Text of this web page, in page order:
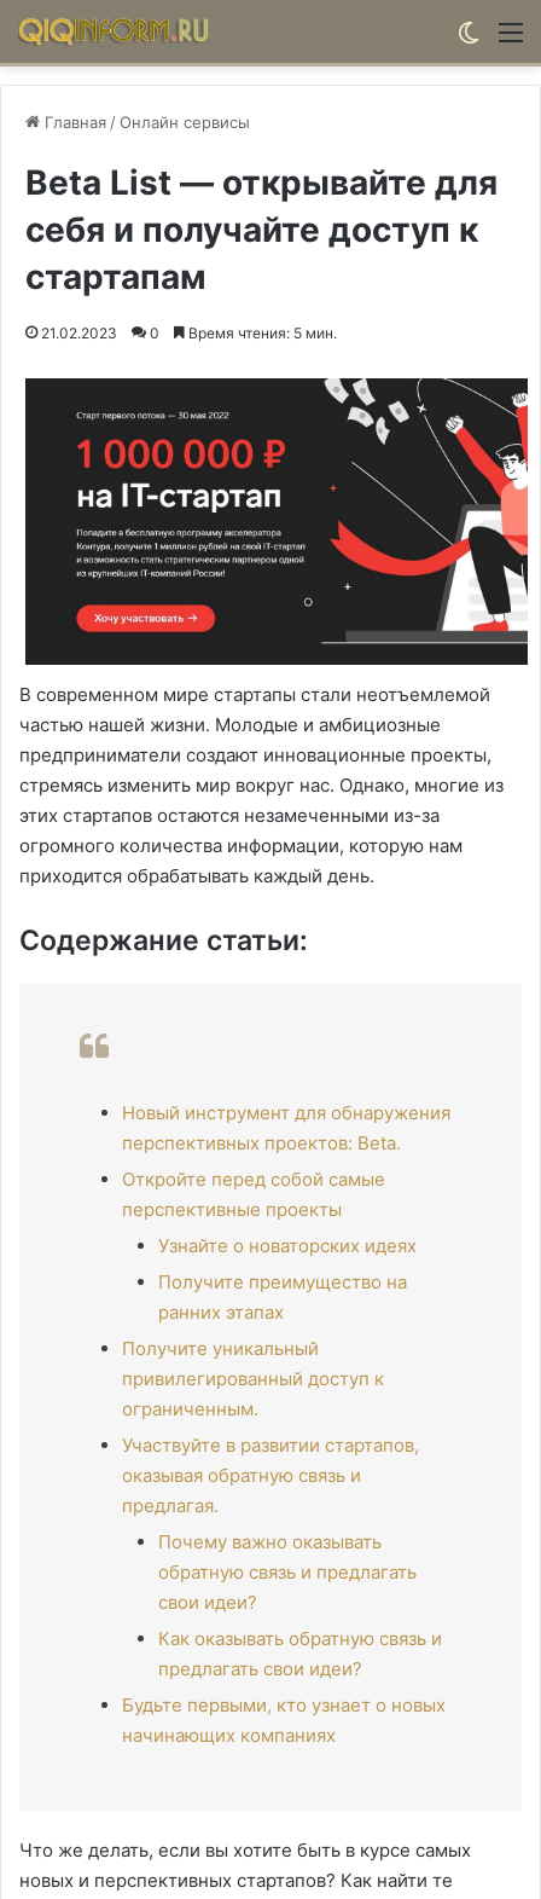
Главная /Онлайн сервисы
Beta List — открывайте для
себя и получайте доступ к
стартапам
21.02.2023 0 Время чтения: 5 мин.
В современном мире стартапы стали неотъемлемой
частью нашей жизни. Молодые и амбициозные
предприниматели создают инновационные проекты,
стремясь изменить мир вокруг нас. Однако, многие из
этих стартапов остаются незамеченными из-за
огромного количества информации, которую нам
приходится обрабатывать каждый день.
Содержание статьи:
Новый инструмент для обнаружения
перспективных проектов: Beta.
Откройте перед собой самые
перспективные проекты
Узнайте о новаторских идеях
Получите преимущество на
ранних этапах
Получите уникальный
привилегированный доступ к
ограниченным.
Участвуйте в развитии стартапов,
оказывая обратную связь и
предлагая.
Почему важно оказывать
обратную связь и предлагать
свои идеи?
Как оказывать обратную связь и
предлагать свои идеи?
Будьте первыми, кто узнает о новых
начинающих компаниях
Что же делать, если вы хотите быть в курсе самых
новых и перспективных стартапов? Как найти те